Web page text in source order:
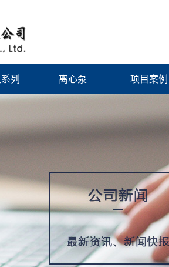
列 离心泵 项目案例